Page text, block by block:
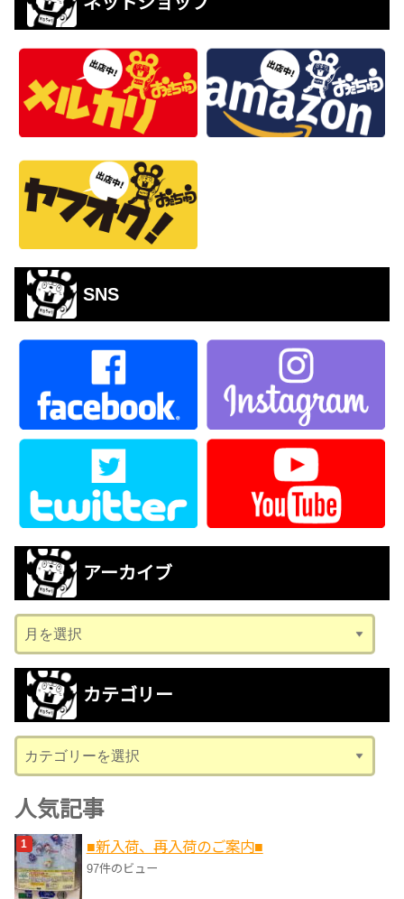
SNS
アーカイブ
ー
カ
ブ
カテゴリー
テ
ゴ
リ
ー
人気記事
■新入荷、再入荷のご案内■
97件のビュー